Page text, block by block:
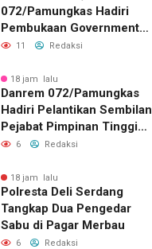
072/Pamungkas Hadiri
Pembukaan Government
Procurement Forum &
11 Redaksi
18 jam lalu
Danrem 072/Pamungkas
Hadiri Pelantikan Sembilan
Pejabat Pimpinan Tinggi
Pratama Pemda DIY
6 Redaksi
18 jam lalu
Polresta Deli Serdang
Tangkap Dua Pengedar
Sabu di Pagar Merbau
6 Redaksi